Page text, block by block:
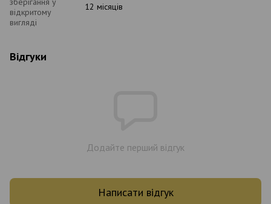
відкритому
вигляді
12 місяців
Відгуки
Додайте перший відгук
Написати відгук